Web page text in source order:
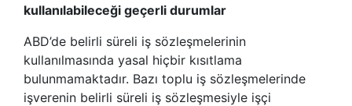
kullanılabileceği geçerli durumlar
ABD’de belirli süreli iş sözleşmelerinin
kullanılmasında yasal hiçbir kısıtlama
bulunmamaktadır. Bazı toplu iş sözleşmelerinde
işverenin belirli süreli iş sözleşmesiyle işçi